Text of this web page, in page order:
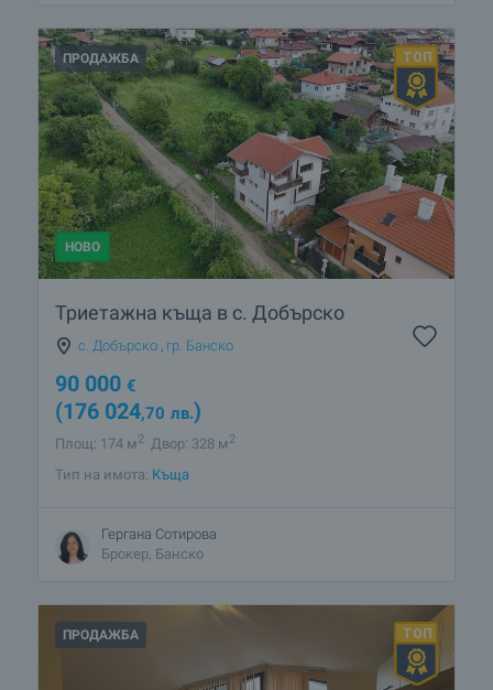
ПРОДАЖБА
НОВО
Триетажна къща в с. Добърско
с. Добърско гр. Банско
90 000 €
(176 024,70 лв.)
Площ: 174 м2 Двор: 328 м2
Тип на имота: Къща
Гергана Сотирова
Брокер, Банско
ПРОДАЖБА